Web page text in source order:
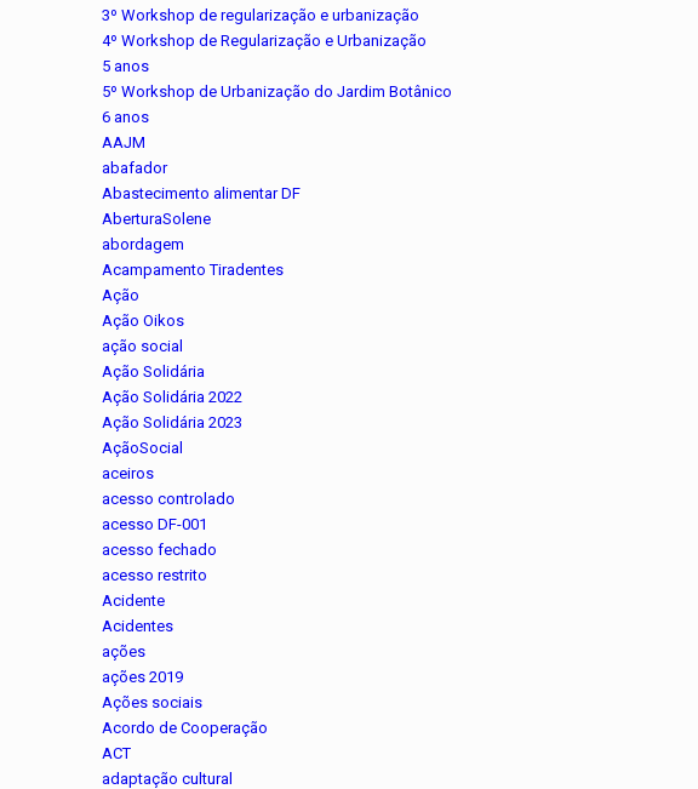
3º Workshop de regularização e urbanização
4º Workshop de Regularização e Urbanização
5 anos
5º Workshop de Urbanização do Jardim Botânico
6 anos
AAJM
abafador
Abastecimento alimentar DF
AberturaSolene
abordagem
Acampamento Tiradentes
Ação
Ação Oikos
ação social
Ação Solidária
Ação Solidária 2022
Ação Solidária 2023
AçãoSocial
aceiros
acesso controlado
acesso DF-001
acesso fechado
acesso restrito
Acidente
Acidentes
ações
ações 2019
Ações sociais
Acordo de Cooperação
ACT
adaptação cultural